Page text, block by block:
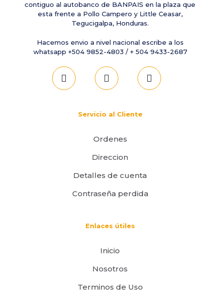
contiguo al autobanco de BANPAIS en la plaza que
esta frente a Pollo Campero y Little Ceasar,
Tegucigalpa, Honduras.
Hacemos envio a nivel nacional escribe a los
whatsapp +504 9852-4803 / + 504 9433-2687
Servicio al Cliente
Ordenes
Direccion
Detalles de cuenta
Contraseña perdida
Enlaces útiles
Inicio
Nosotros
Terminos de Uso